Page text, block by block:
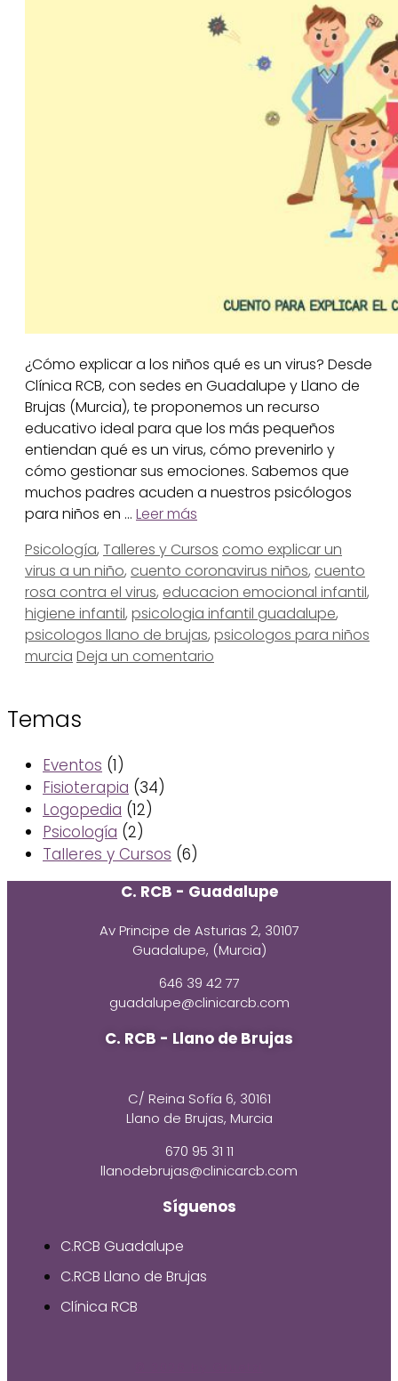
¿Cómo explicar a los niños qué es un virus? Desde
Clínica RCB, con sedes en Guadalupe y Llano de
Brujas (Murcia), te proponemos un recurso
educativo ideal para que los más pequeños
entiendan qué es un virus, cómo prevenirlo y
cómo gestionar sus emociones. Sabemos que
muchos padres acuden a nuestros psicólogos
para niños en … Leer más
Categorías
Psicología, Talleres y Cursos Etiquetas
como explicar un
virus a un niño, cuento coronavirus niños, cuento
rosa contra el virus, educacion emocional infantil,
higiene infantil, psicologia infantil guadalupe,
psicologos llano de brujas, psicologos para niños
murcia Deja un comentario
Temas
Eventos (1)
Fisioterapia (34)
Logopedia (12)
Psicología (2)
Talleres y Cursos (6)
C. RCB - Guadalupe
Av Principe de Asturias 2, 30107
Guadalupe, (Murcia)
646 39 42 77
guadalupe@clinicarcb.com
C. RCB - Llano de Brujas
C/ Reina Sofía 6, 30161
Llano de Brujas, Murcia
670 95 31 11
llanodebrujas@clinicarcb.com
Síguenos
C.RCB Guadalupe
C.RCB Llano de Brujas
Clínica RCB